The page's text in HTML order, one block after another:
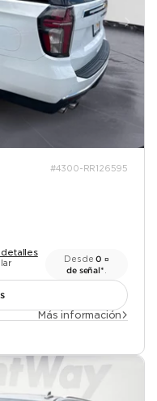
#4300-RR126595
Desde0 ¤
de señal*
Más información